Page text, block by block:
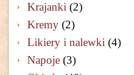
Krajanki (2)
Kremy (2)
Likiery i nalewki (4)
Napoje (3)